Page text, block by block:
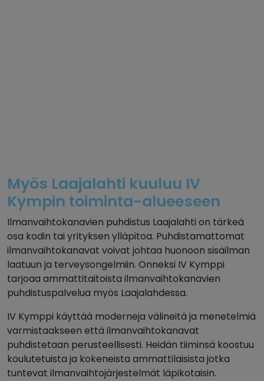
Myös Laajalahti kuuluu IV
Kympin toiminta-alueeseen
Ilmanvaihtokanavien puhdistus Laajalahti on tärkeä
osa kodin tai yrityksen ylläpitoa. Puhdistamattomat
ilmanvaihtokanavat voivat johtaa huonoon sisäilman
laatuun ja terveysongelmiin. Onneksi IV Kymppi
tarjoaa ammattitaitoista ilmanvaihtokanavien
puhdistuspalvelua myös Laajalahdessa.
IV Kymppi käyttää moderneja välineitä ja menetelmiä
varmistaakseen että ilmanvaihtokanavat
puhdistetaan perusteellisesti. Heidän tiiminsä koostuu
koulutetuista ja kokeneista ammattilaisista jotka
tuntevat ilmanvaihtojärjestelmät läpikotaisin.